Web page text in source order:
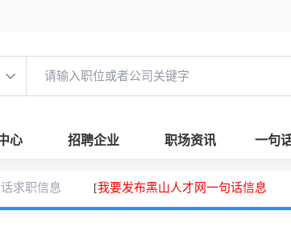
心 招聘企业 职场资讯 一句
求职信息 [我要发布黑山人才网一句话信息